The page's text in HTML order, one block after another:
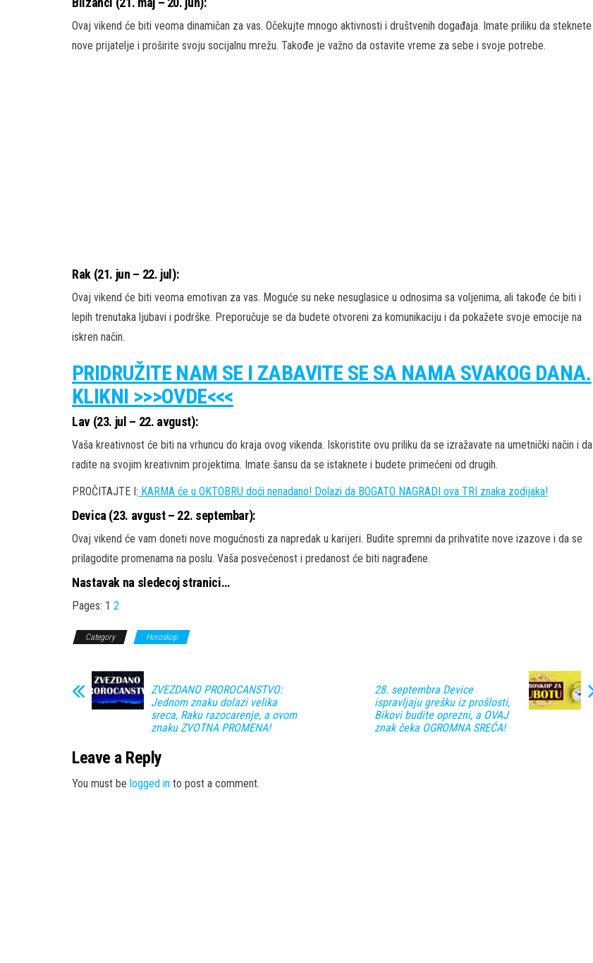
Ovaj vikend će biti veoma dinamičan za vas. Očekujte mnogo aktivnosti i društvenih događaja. Imate priliku da steknete
nove prijatelje i proširite svoju socijalnu mrežu. Takođe je važno da ostavite vreme za sebe i svoje potrebe.
Rak (21. jun – 22. jul):
Ovaj vikend će biti veoma emotivan za vas. Moguće su neke nesuglasice u odnosima sa voljenima, ali takođe će biti i
lepih trenutaka ljubavi i podrške. Preporučuje se da budete otvoreni za komunikaciju i da pokažete svoje emocije na
iskren način.
PRIDRUŽITE NAM SE I ZABAVITE SE SA NAMA SVAKOG DANA.
KLIKNI >>>OVDE<<<
Lav (23. jul – 22. avgust):
Vaša kreativnost će biti na vrhuncu do kraja ovog vikenda. Iskoristite ovu priliku da se izražavate na umetnički način i da
radite na svojim kreativnim projektima. Imate šansu da se istaknete i budete primećeni od drugih.
PROČITAJTE I: KARMA će u OKTOBRU doći nenadano! Dolazi da BOGATO NAGRADI ova TRI znaka zodijaka!
Devica (23. avgust – 22. septembar):
Ovaj vikend će vam doneti nove mogućnosti za napredak u karijeri. Budite spremni da prihvatite nove izazove i da se
prilagodite promenama na poslu. Vaša posvećenost i predanost će biti nagrađene.
Nastavak na sledecoj stranici…
Pages: 1 2
Category Horoskop
ZVEZDANO PROROCANSTVO:
Jednom znaku dolazi velika
sreca, Raku razocarenje, a ovom
znaku ZVOTNA PROMENA!
28. septembra Device
ispravljaju grešku iz prošlosti,
Bikovi budite oprezni, a OVAJ
znak čeka OGROMNA SREĆA!
Leave a Reply
You must be logged in to post a comment.